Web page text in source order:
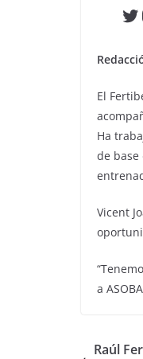
El
Ha
de
Vicent
a
Raúl